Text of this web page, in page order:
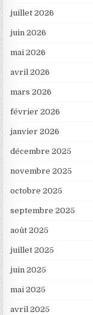
juillet 2026
juin 2026
mai 2026
avril 2026
mars 2026
février 2026
janvier 2026
décembre 2025
novembre 2025
octobre 2025
septembre 2025
août 2025
juillet 2025
juin 2025
mai 2025
avril 2025